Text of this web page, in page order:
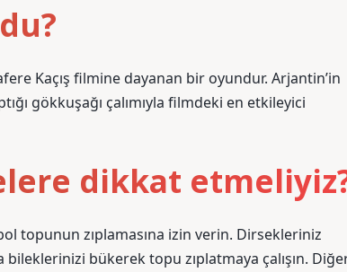
Kaçış filmine dayanan bir oyundur. Arjantin’in
gökkuşağı çalımıyla filmdeki en etkileyici
dikkat
topunun zıplamasına izin verin. Dirsekleriniz
bükerek topu zıplatmaya çalışın.